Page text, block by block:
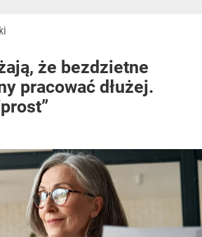
że bezdzietne
pracować dłużej.